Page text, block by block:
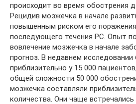
происходит во время обострения
Рецидив мозжечка в начале
повышенным риском его
последующего течения РС. Опыт
вовлечение мозжечка в начале
прогноз. В недавнем
приблизительно у 15 000
общей сложности 50 000
мозжечка составляли
количества. Они чаще